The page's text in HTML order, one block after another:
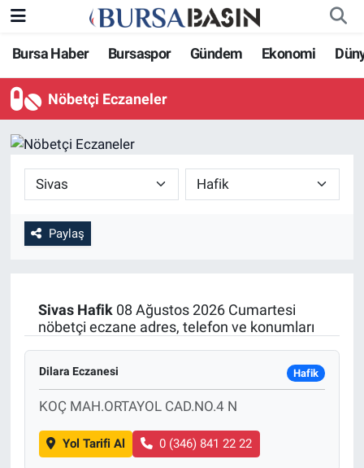
Bursa Haber Bursaspor Gündem Ekonomi
Nöbetçi Eczaneler
Paylaş
Sivas Hafik08 Ağustos 2026 Cumartesi
nöbetçi eczane adres, telefon ve konumları
Dilara Eczanesi Hafik
KOÇ MAH.ORTAYOL CAD.NO.4 N
Yol Tarifi Al 0 (346) 841 22 22
Bursa Haber
Genel
Politika
Bilim, Teknoloji
KÜLTÜR-SANAT
Bursaspor
Gündem
Sağlık
Eğitim
Bursa Nöbetçi Eczaneler
Bursa Hava Durumu
Bursa Namaz Vakitleri
Bursa Trafik Yoğunluk Haritası
Süper Lig Puan Durumu ve Fikstür
Son Dakika Haberleri
Haber Arşivi